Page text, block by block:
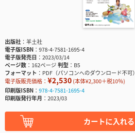
出版社
羊土社
電子版ISBN
978-4-7581-1695-4
電子版発売日
2023/03/14
ページ数
162ページ判型
B5
フォーマット
PDF（パソコンへのダウンロード不可）
電子版販売価格： ¥2,530(本体¥2,300＋税10％)
印刷版ISBN
978-4-7581-1695-4
印刷版発行年月
2023/03
カートに入れる